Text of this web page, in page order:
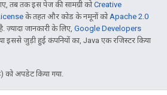
तब तक इस पेज की सामग्री कोCreative
के तहत और कोड के नमूनों कोApache 2.0
जानकारी के लिए, Google Developers
जुड़ी हुई कंपनियों का, Java एक रजिस्टर किया
को अपडेट किया गया.